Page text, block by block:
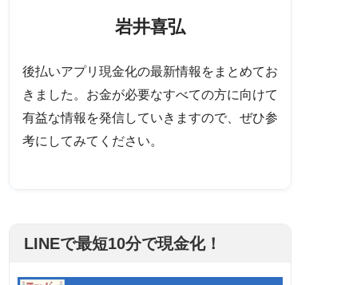
岩井喜弘
後払いアプリ現金化の最新情報をまとめてお
きました。お金が必要なすべての方に向けて
有益な情報を発信していきますので、ぜひ参
考にしてみてください。
LINEで最短10分で現金化！